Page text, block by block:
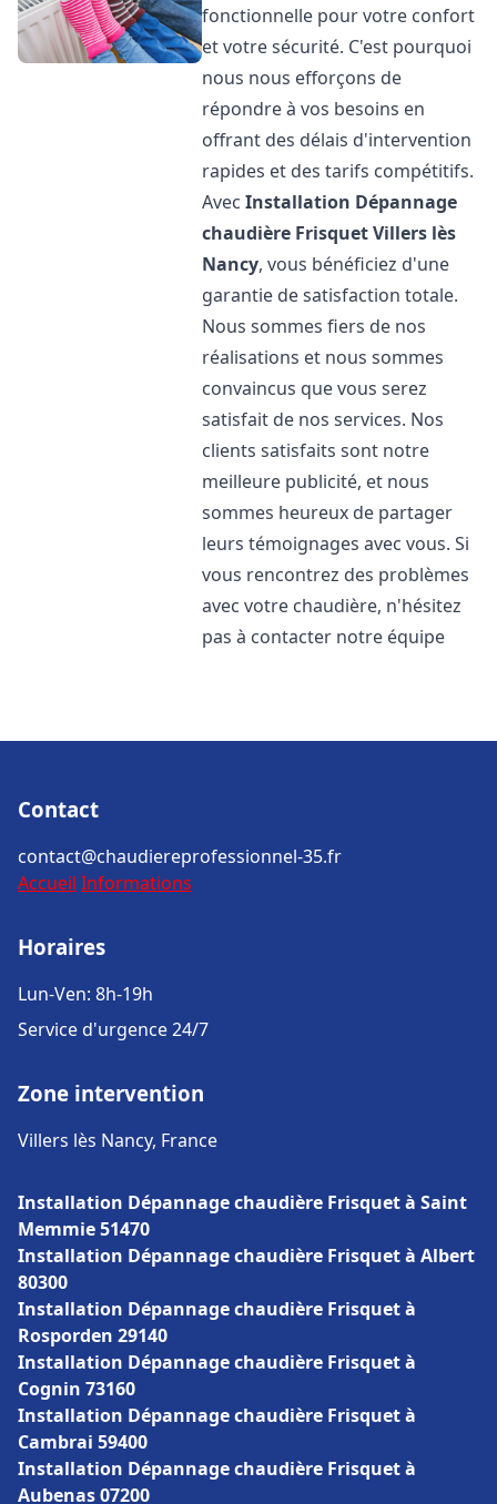
fonctionnelle pour votre confort
et votre sécurité. C'est pourquoi
nous nous efforçons de
répondre à vos besoins en
offrant des délais d'intervention
rapides et des tarifs compétitifs.
AvecInstallation Dépannage
chaudière FrisquetVillers lès
Nancy, vous bénéficiez d'une
garantie de satisfaction totale.
Nous sommes fiers de nos
réalisations et nous sommes
convaincus que vous serez
satisfait de nos services. Nos
clients satisfaits sont notre
meilleure publicité, et nous
sommes heureux de partager
leurs témoignages avec vous. Si
vous rencontrez des problèmes
avec votre chaudière, n'hésitez
pas à contacter notre équipe
Contact
contact@chaudiereprofessionnel-35.fr
Accueil Informations
Horaires
Lun-Ven: 8h-19h
Service d'urgence 24/7
Zone intervention
Villers lès Nancy, France
Installation Dépannage chaudière Frisquet à Saint
Memmie 51470
Installation Dépannage chaudière Frisquet à Albert
80300
Installation Dépannage chaudière Frisquet à
Rosporden 29140
Installation Dépannage chaudière Frisquet à
Cognin 73160
Installation Dépannage chaudière Frisquet à
Cambrai 59400
Installation Dépannage chaudière Frisquet à
Aubenas 07200